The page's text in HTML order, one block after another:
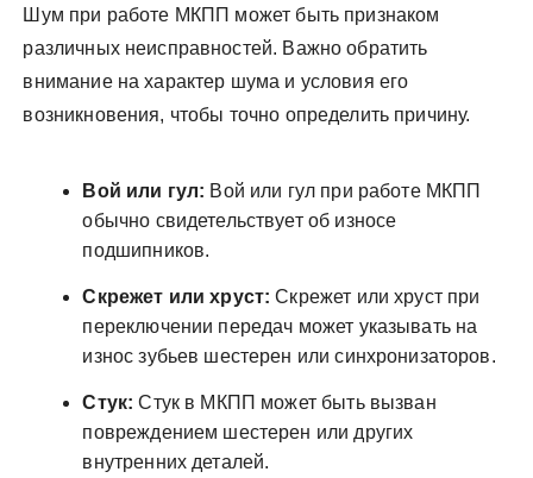
Шум при работе МКПП может быть признаком
различных неисправностей. Важно обратить
внимание на характер шума и условия его
возникновения, чтобы точно определить причину.
Вой или гул: Вой или гул при работе МКПП
обычно свидетельствует об износе
подшипников.
Скрежет или хруст: Скрежет или хруст при
переключении передач может указывать на
износ зубьев шестерен или синхронизаторов.
Стук: Стук в МКПП может быть вызван
повреждением шестерен или других
внутренних деталей.